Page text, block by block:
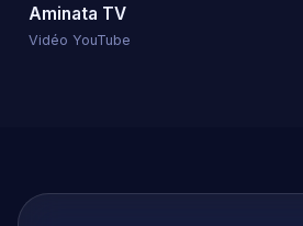
Recevez